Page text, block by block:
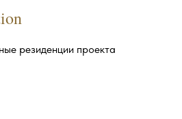
резиденции проекта